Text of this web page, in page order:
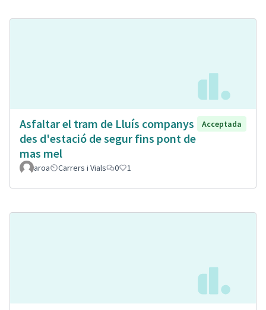
Asfaltar el tram de Lluís companys
des d'estació de segur fins pont de
mas mel
Acceptada
aroa Carrers i Vials 0 1